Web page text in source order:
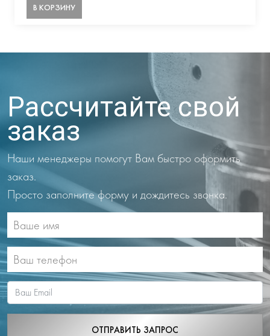
В КОРЗИНУ
Рассчитайте свой
заказ
Наши менеджеры помогут Вам быстро оформить
заказ.
Просто заполните форму и дождитесь звонка.
ОТПРАВИТЬ ЗАПРОС